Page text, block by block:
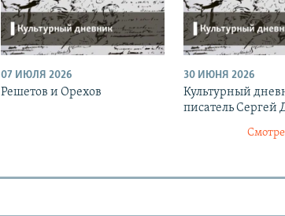
07 ИЮЛЯ 2026
Решетов и Орехов
30 ИЮНЯ 2026
Культурный
писатель Сергей